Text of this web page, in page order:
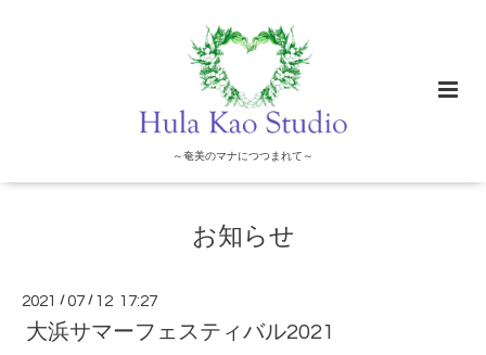
～奄美のマナにつつまれて～
お知らせ
2021 /07 / 12 17:27
大浜サマーフェスティバル2021